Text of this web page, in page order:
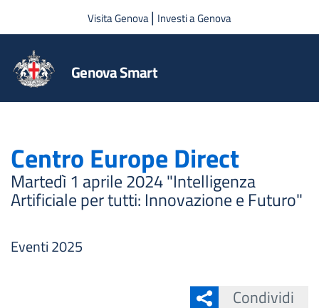
Salta al contenuto principale
Visita Genova| Investi a Genova
Genova Smart
Centro Europe Direct
Martedì 1 aprile 2024 "Intelligenza
Artificiale per tutti: Innovazione e Futuro"
Eventi 2025
Condividi